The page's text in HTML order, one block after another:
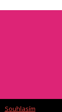
Souhlasím